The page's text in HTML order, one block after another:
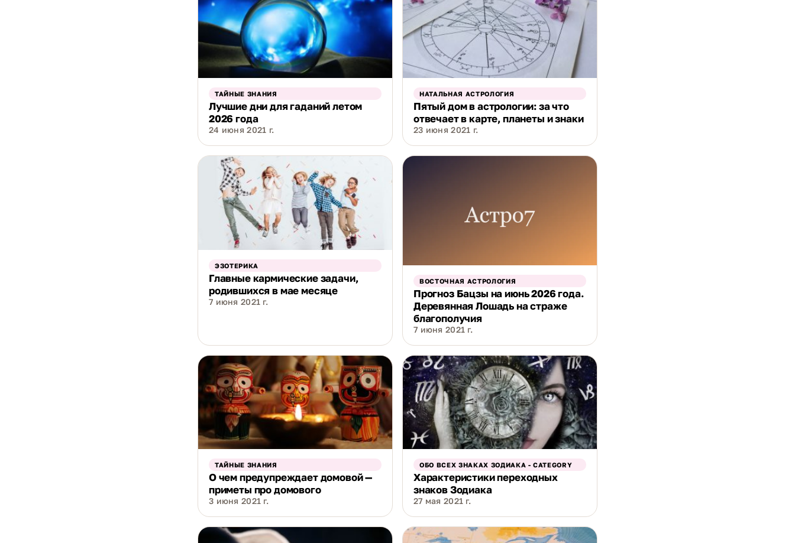
ТАЙНЫЕ ЗНАНИЯ
Лучшие дни для гаданий летом
2026 года
24 июня 2021 г.
НАТАЛЬНАЯ АСТРОЛОГИЯ
Пятый дом в астрологии: за что
отвечает в карте, планеты и знаки
23 июня 2021 г.
ЭЗОТЕРИКА
Главные кармические задачи,
родившихся в мае месяце
7 июня 2021 г.
ВОСТОЧНАЯ АСТРОЛОГИЯ
Прогноз Бацзы на июнь 2026 года.
Деревянная Лошадь на страже
благополучия
7 июня 2021 г.
ТАЙНЫЕ ЗНАНИЯ
О чем предупреждает домовой —
приметы про домового
3 июня 2021 г.
ОБО ВСЕХ ЗНАКАХ ЗОДИАКА - CATEGORY
Характеристики переходных
знаков Зодиака
27 мая 2021 г.